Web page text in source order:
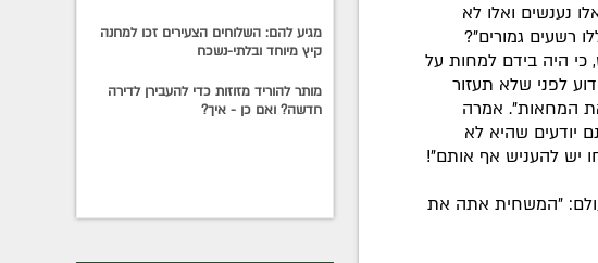
נענשים ואלו לא
רשעים גמורים"?
כי היה בידם למחות על
לפני שלא תעזור
המחאות". אמרה
יודעים שהיא לא
יש להעניש אף אותם"!
עולם: "המשחית אתה את
מגיע להם: השלוחים הצעירים זכו למחנה
קיץ מיוחד ובלתי-נשכח
מותר להוריד מזוזות כדי להעבירן לדירה
חדשה? ואם כן - איך?